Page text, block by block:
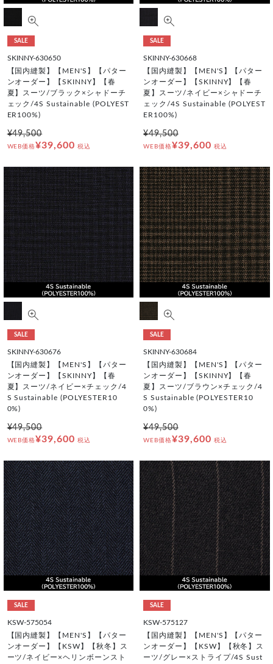
SALE
SKINNY-630650
【国内縫製】【MEN'S】【パター
ンオーダー】【SKINNY】【春
夏】スーツ/ブラック×シャドーチ
ェック/4S Sustainable (POLYEST
ER100%)
¥49,500
WEB価格¥39,600 税込
SALE
SKINNY-630668
【国内縫製】【MEN'S】【パター
ンオーダー】【SKINNY】【春
夏】スーツ/ネイビー×シャドーチ
ェック/4S Sustainable (POLYEST
ER100%)
¥49,500
WEB価格¥39,600 税込
SALE
SKINNY-630676
【国内縫製】【MEN'S】【パター
ンオーダー】【SKINNY】【春
夏】スーツ/ネイビー×チェック/4
S Sustainable (POLYESTER10
0%)
¥49,500
WEB価格¥39,600 税込
SALE
SKINNY-630684
【国内縫製】【MEN'S】【パター
ンオーダー】【SKINNY】【春
夏】スーツ/ブラウン×チェック/4
S Sustainable (POLYESTER10
0%)
¥49,500
WEB価格¥39,600 税込
SALE
KSW-575054
【国内縫製】【MEN'S】【パター
ンオーダー】【KSW】【秋冬】ス
ーツ/ネイビー×ヘリンボーンスト
SALE
KSW-575127
【国内縫製】【MEN'S】【パター
ンオーダー】【KSW】【秋冬】ス
ーツ/グレー×ストライプ/4S Sust